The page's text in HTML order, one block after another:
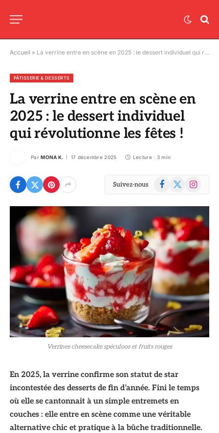
Accueil » La verrine entre en scène en 2025 : le dessert individuel qui révolutionne les fêtes !
PÂTISSERIE & DESSERTS
La verrine entre en scène en
2025 : le dessert individuel
qui révolutionne les fêtes !
Par MONA K. 17 décembre 2025 Lecture : 3 min
Suivez-nous Facebook
X
Instagram
Verrines cheesecake spéculoos et fruits rouges
En 2025, la verrine confirme son statut de star
incontestée des desserts de fin d’année. Fini le temps
où elle se cantonnait à un simple entremets en
couches : elle entre en scène comme une véritable
alternative chic et pratique à la bûche traditionnelle.